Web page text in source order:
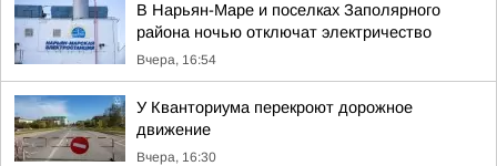
В Нарьян-Маре и поселках Заполярного
района ночью отключат электричество
Вчера, 16:54
У Кванториума перекроют дорожное
движение
Вчера, 16:30